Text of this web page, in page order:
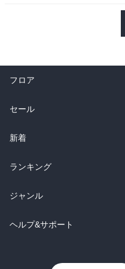
天文台と同じ名であることに
い。そこから更に、視線は外
離して見いだせるかどうか、
がっていくようなところへ繋
へ、更にその向こうへと視線
る、といった構図のようでもあ
各章がばらばらに書かれたと
フロア
総合
ラノベ
雑誌・グラビア
BL・TL
セール
総合
ラノベ
雑誌・グラビア
BL・TL
新着
総合
ラノベ
雑誌・グラビア
ランキング
総合
ラノベ
ジャンル
コミック
ヘルプ&サポート